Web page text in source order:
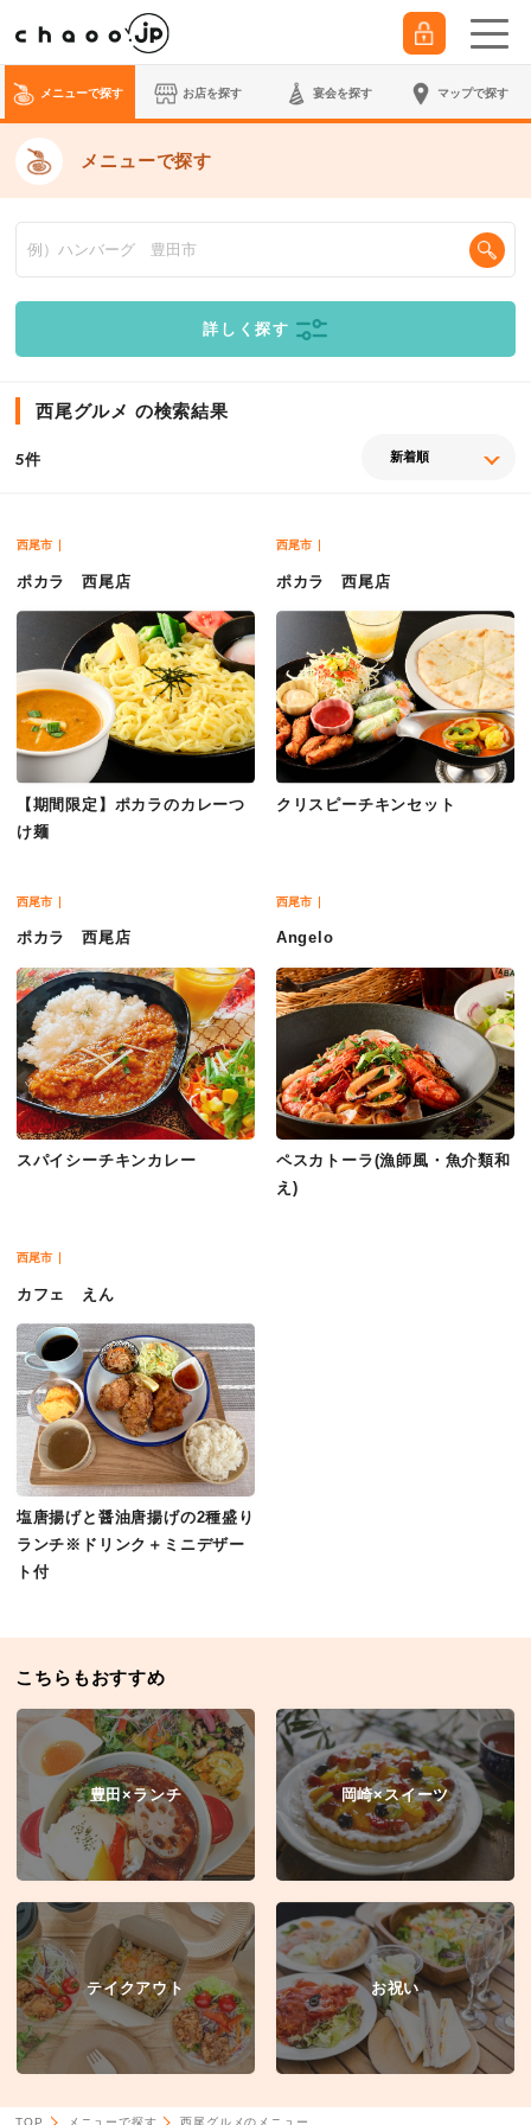
メニューで探す お店を探す 宴会を探す マップで探す
メニューで探す
詳しく探す
西尾グルメ の検索結果
5件
西尾市
ポカラ 西尾店
【期間限定】ポカラのカレーつ
け麺
西尾市
ポカラ 西尾店
クリスピーチキンセット
西尾市
ポカラ 西尾店
スパイシーチキンカレー
西尾市
Angelo
ペスカトーラ(漁師風・魚介類和
え)
西尾市
カフェ えん
塩唐揚げと醤油唐揚げの2種盛り
ランチ※ドリンク＋ミニデザー
ト付
こちらもおすすめ
豊田×ランチ 岡崎×スイーツ
テイクアウト お祝い
TOP メニューで探す 西尾グルメのメニュー